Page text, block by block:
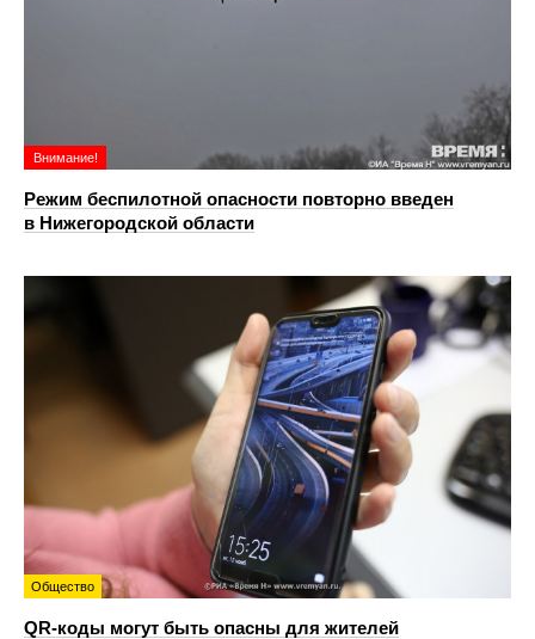
Внимание!
Режим беспилотной опасности повторно введен
в Нижегородской области
Общество
QR-коды могут быть опасны для жителей